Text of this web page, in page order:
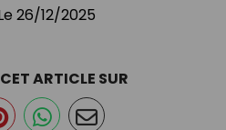
26/12/2025
ARTICLE SUR